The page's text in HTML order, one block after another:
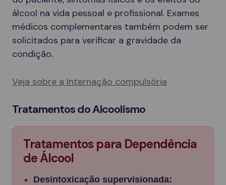
álcool na vida pessoal e profissional. Exames
médicos complementares também podem ser
solicitados para verificar a gravidade da
condição.
Veja sobre a Internação compulsória
Tratamentos do Alcoolismo
Tratamentos para Dependência
de Álcool
Desintoxicação supervisionada: